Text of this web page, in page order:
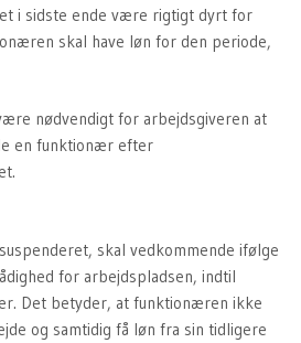
i sidste ende være rigtigt dyrt for
skal have løn for den periode,
nødvendigt for arbejdsgiveren at
en funktionær efter
skal vedkommende ifølge
for arbejdspladsen, indtil
Det betyder, at funktionæren ikke
og samtidig få løn fra sin tidligere